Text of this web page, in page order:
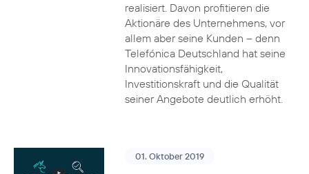
realisiert. Davon profitieren die
Aktionäre des Unternehmens, vor
allem aber seine Kunden – denn
Telefónica Deutschland hat seine
Innovationsfähigkeit,
Investitionskraft und die Qualität
seiner Angebote deutlich erhöht.
01. Oktober 2019